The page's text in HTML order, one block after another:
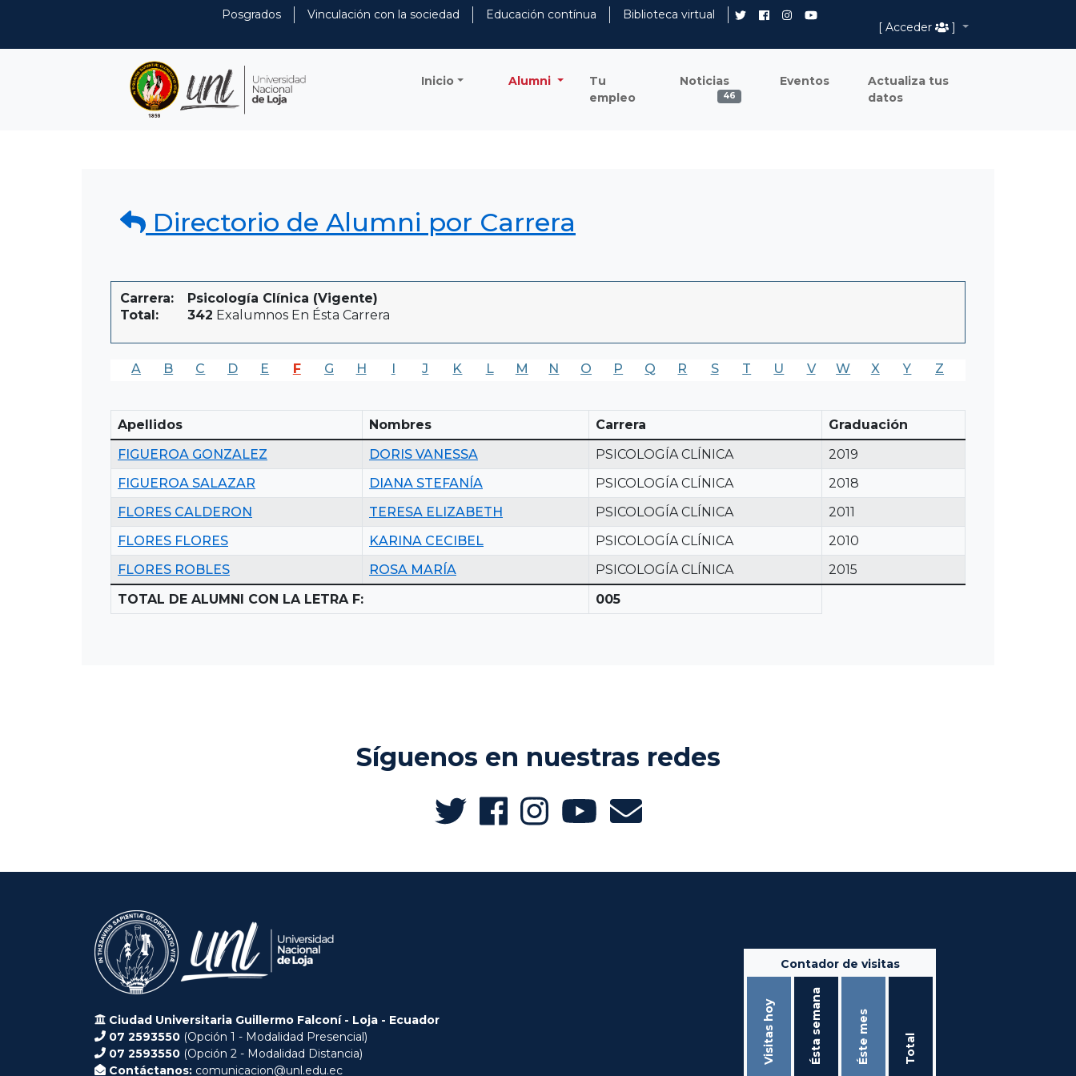
Posgrados Vinculación con la sociedad Educación contínua
Biblioteca virtual
[ Acceder
]
Inicio Alumni
Tu
empleo
Noticias
46
Eventos
Actualiza tus
datos
Directorio de Alumni por Carrera
Carrera:
Psicología Clínica (Vigente)
Total:
342 Exalumnos En Ésta Carrera
A B C D E F G H I J K L M N O P Q R S T U V W X Y Z
Apellidos Nombres Carrera
Graduación
FIGUEROA GONZALEZ
DORIS VANESSA PSICOLOGÍA CLÍNICA
2019
FIGUEROA SALAZAR
DIANA STEFANÍA PSICOLOGÍA CLÍNICA
2018
FLORES CALDERON
TERESA ELIZABETH PSICOLOGÍA CLÍNICA
2011
FLORES FLORES
KARINA CECIBEL PSICOLOGÍA CLÍNICA
2010
FLORES ROBLES
ROSA MARÍA PSICOLOGÍA CLÍNICA
2015
TOTAL DE ALUMNI CON LA LETRA F:
005
Síguenos en nuestras redes
Ciudad Universitaria Guillermo Falconí - Loja - Ecuador
07 2593550 (Opción 1 - Modalidad Presencial)
07 2593550 (Opción 2 - Modalidad Distancia)
Contáctanos: comunicacion@unl.edu.ec
Contador de visitas
Visitas hoy Ésta semana Éste mes Total